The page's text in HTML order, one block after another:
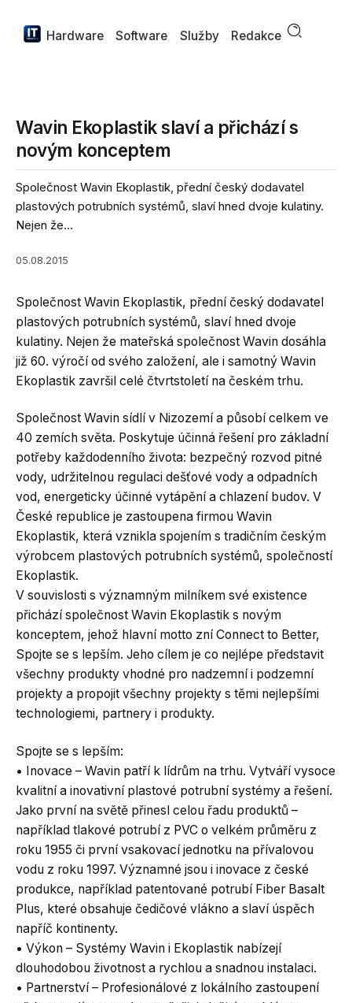
Hardware Software Služby Redakce
Wavin Ekoplastik slaví a přichází s
novým konceptem
Společnost Wavin Ekoplastik, přední český dodavatel
plastových potrubních systémů, slaví hned dvoje kulatiny.
Nejen že...
05.08.2015
Společnost Wavin Ekoplastik, přední český dodavatel
plastových potrubních systémů, slaví hned dvoje
kulatiny. Nejen že mateřská společnost Wavin dosáhla
již 60. výročí od svého založení, ale i samotný Wavin
Ekoplastik završil celé čtvrtstoletí na českém trhu.
Společnost Wavin sídlí v Nizozemí a působí celkem ve
40 zemích světa. Poskytuje účinná řešení pro základní
potřeby každodenního života: bezpečný rozvod pitné
vody, udržitelnou regulaci dešťové vody a odpadních
vod, energeticky účinné vytápění a chlazení budov. V
České republice je zastoupena firmou Wavin
Ekoplastik, která vznikla spojením s tradičním českým
výrobcem plastových potrubních systémů, společností
Ekoplastik.
V souvislosti s významným milníkem své existence
přichází společnost Wavin Ekoplastik s novým
konceptem, jehož hlavní motto zní Connect to Better,
Spojte se s lepším. Jeho cílem je co nejlépe představit
všechny produkty vhodné pro nadzemní i podzemní
projekty a propojit všechny projekty s těmi nejlepšími
technologiemi, partnery i produkty.
Spojte se s lepším:
• Inovace – Wavin patří k lídrům na trhu. Vytváří vysoce
kvalitní a inovativní plastové potrubní systémy a řešení.
Jako první na světě přinesl celou řadu produktů –
například tlakové potrubí z PVC o velkém průměru z
roku 1955 či první vsakovací jednotku na přívalovou
vodu z roku 1997. Významné jsou i inovace z české
produkce, například patentované potrubí Fiber Basalt
Plus, které obsahuje čedičové vlákno a slaví úspěch
napříč kontinenty.
• Výkon – Systémy Wavin i Ekoplastik nabízejí
dlouhodobou životnost a rychlou a snadnou instalaci.
• Partnerství – Profesionálové z lokálního zastoupení